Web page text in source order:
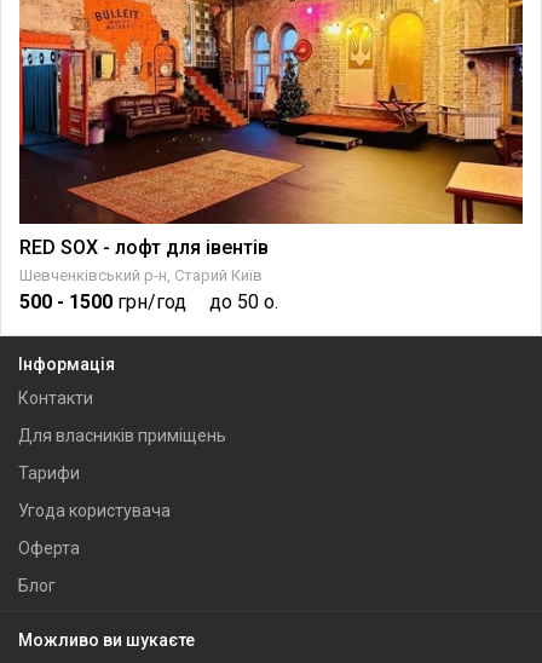
RED SOX - лофт для івентів
Шевченківський р-н, Старий Київ
500 - 1500 грн/год до 50 о.
Інформація
Контакти
Для власників приміщень
Тарифи
Угода користувача
Оферта
Блог
Можливо ви шукаєте